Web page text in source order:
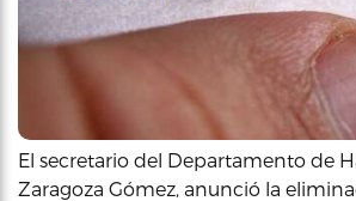
El secretario del Departamento de
Zaragoza Gómez, anunció la